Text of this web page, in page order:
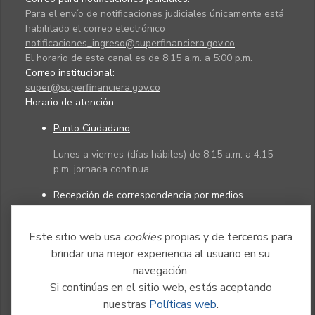
Este sitio web usa cookiespropias y de terceros para
brindar una mejor experiencia al usuario en su
navegación.
Si continúas en el sitio web, estás aceptando
nuestras Políticas web.
Para el envío de notificaciones judiciales únicamente está
habilitado el correo electrónico
notificaciones_ingreso@superfinanciera.gov.co
El horario de este canal es de 8:15 a.m. a 5:00 p.m.
Correo institucional:
super@superfinanciera.gov.co
Horario de atención
Punto Ciudadano:
Lunes a viernes (días hábiles) de 8:15 a.m. a 4:15
p.m. jornada continua
Recepción de correspondencia por medios
electrónicos:
Lunes a viernes (días hábiles) de 8:15 a.m. a 4:45
p.m. jornada continua
Políticas Mapa del sitio